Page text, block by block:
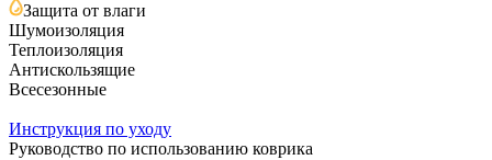
Защита от влаги
Шумоизоляция
Теплоизоляция
Антискользящие
Всесезонные
Инструкция по уходу
Руководство по использованию коврика